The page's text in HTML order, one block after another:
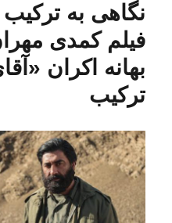
نگاهی به
فیلم کمدی
بهانه اکران
ترکیب